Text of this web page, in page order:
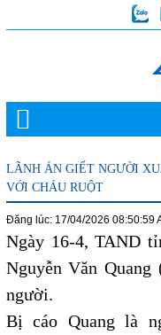
LÃNH ÁN GIẾT NGƯỜI
VỚI CHÁU RUỘT
Đăng lúc: 17/04/2026 08:50:59
Ngày 16-4, TAND
Nguyễn Văn
người.
Bị cáo Quang là